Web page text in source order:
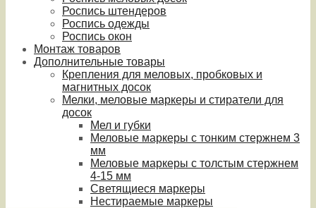
Роспись штендеров
Роспись одежды
Роспись окон
Монтаж товаров
Дополнительные товары
Крепления для меловых, пробковых и
магнитных досок
Мелки, меловые маркеры и стиратели для
досок
Мел и губки
Меловые маркеры с тонким стержнем 3
мм
Меловые маркеры с толстым стержнем
4-15 мм
Светящиеся маркеры
Нестираемые маркеры